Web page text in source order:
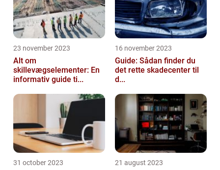
23 november 2023
Alt om
skillevægselementer: En
informativ guide ti...
16 november 2023
Guide: Sådan finder du
det rette skadecenter til
d...
31 october 2023 21 august 2023